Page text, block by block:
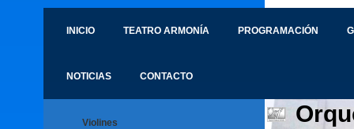
INICIO TEATRO ARMONÍA PROGRAMACIÓN
NOTICIAS CONTACTO
Violines